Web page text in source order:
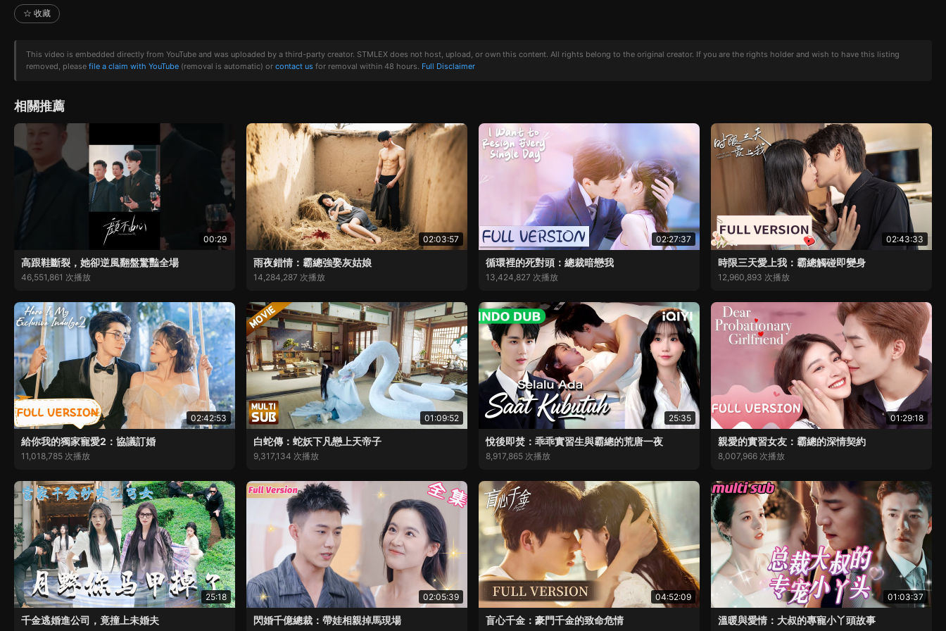
☆ 收藏
This video is embedded directly from YouTube and was uploaded by a third-party creator. STMLEX does not host, upload, or own this content. All rights belong to the original creator. If you are the rights holder and wish to have this listing
removed, please file a claim with YouTube (removal is automatic) or contact us for removal within 48 hours. Full Disclaimer
相關推薦
00:29
高跟鞋斷裂，她卻逆風翻盤驚豔全場
46,551,861 次播放
02:03:57
雨夜錯情：霸總強娶灰姑娘
14,284,287 次播放
02:27:37
循環裡的死對頭：總裁暗戀我
13,424,827 次播放
02:43:33
時限三天愛上我：霸總觸碰即變身
12,960,893 次播放
02:42:53
給你我的獨家寵愛2：協議訂婚
11,018,785 次播放
01:09:52
白蛇傳：蛇妖下凡戀上天帝子
9,317,134 次播放
25:35
悅後即焚：乖乖實習生與霸總的荒唐一夜
8,917,865 次播放
01:29:18
親愛的實習女友：霸總的深情契約
8,007,966 次播放
25:18
千金逃婚進公司，竟撞上未婚夫
02:05:39
閃婚千億總裁：帶娃相親掉馬現場
04:52:09
盲心千金：豪門千金的致命危情
01:03:37
溫暖與愛情：大叔的專寵小丫頭故事